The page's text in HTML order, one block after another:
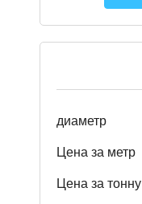
диаметр
Цена за метр
Цена за тонну